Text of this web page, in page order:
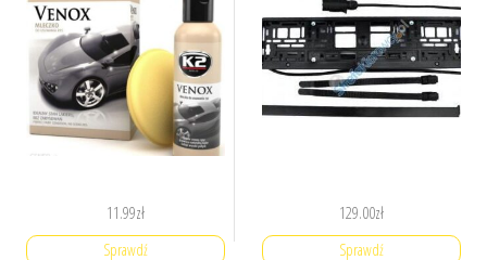
11.99zł
Sprawdź
129.00zł
Sprawdź